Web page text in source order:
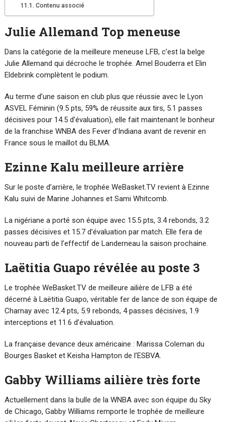
Contenu associé
Julie Allemand Top meneuse
Dans la catégorie de la meilleure meneuse LFB, c’est la belge
Julie Allemand qui décroche le trophée. Amel Bouderra et Elin
Eldebrink complètent le podium.
Au terme d’une saison en club plus que réussie avec le Lyon
ASVEL Féminin (9.5 pts, 59% de réussite aux tirs, 5.1 passes
décisives pour 14.5 d’évaluation), elle fait maintenant le bonheur
de la franchise WNBA des Fever d’Indiana avant de revenir en
France sous le maillot du BLMA.
Ezinne Kalu meilleure arrière
Sur le poste d’arrière, le trophée WeBasket.TV revient à Ezinne
Kalu suivi de Marine Johannes et Sami Whitcomb.
La nigériane a porté son équipe avec 15.5 pts, 3.4 rebonds, 3.2
passes décisives et 15.7 d’évaluation par match. Elle fera de
nouveau parti de l’effectif de Landerneau la saison prochaine.
Laëtitia Guapo révélée au poste 3
Le trophée WeBasket.TV de meilleure ailière de LFB a été
décerné à Laëtitia Guapo, véritable fer de lance de son équipe de
Charnay avec 12.4 pts, 5.9 rebonds, 4 passes décisives, 1.9
interceptions et 11.6 d’évaluation.
La française devance deux américaine : Marissa Coleman du
Bourges Basket et Keisha Hampton de l’ESBVA.
Gabby Williams ailière très forte
Actuellement dans la bulle de la WNBA avec son équipe du Sky
de Chicago, Gabby Williams remporte le trophée de meilleure